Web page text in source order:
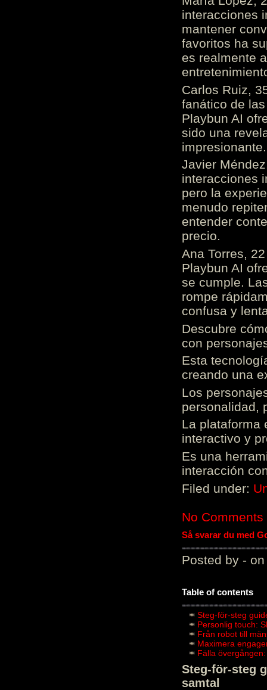
interacciones
mantener
favoritos ha
es realmente
Carlos Ruiz,
fanático de
Playbun AI
sido una
Javier
interacciones
pero la
menudo
entender
precio.
Ana Torres,
Playbun AI
se cumple.
rompe
confusa y
Descubre
con
Esta
creando una
Los
personalidad,
La plataforma
interactivo y
Es una
interacción
Filed under:
No Comments
Så svarar du med
Posted by - on
Table of contents
Steg-för-steg
Personlig touch:
Från robot till
Maximera
Fälla
Steg-för-steg
samtal